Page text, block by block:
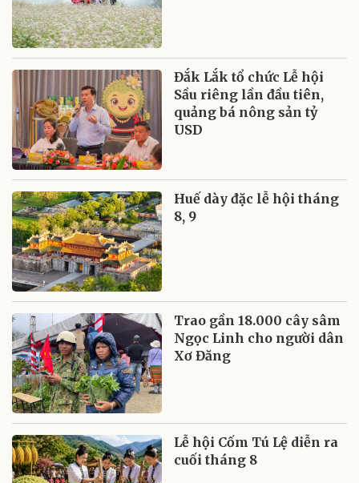
Đắk Lắk tổ chức Lễ hội
Sầu riêng lần đầu tiên,
quảng bá nông sản tỷ
USD
Huế dày đặc lễ hội tháng
8, 9
Trao gần 18.000 cây sâm
Ngọc Linh cho người dân
Xơ Đăng
Lễ hội Cốm Tú Lệ diễn ra
cuối tháng 8